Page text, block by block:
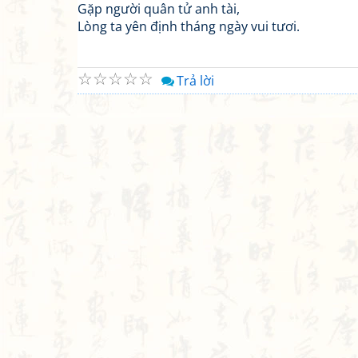
Gặp người quân tử anh tài,
Lòng ta yên định tháng ngày vui tươi.
☆
☆
☆
☆
☆ Trả lời